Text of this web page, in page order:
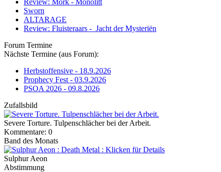
Review: Mork - Monolitt
Sworn
ALTARAGE
Review: Fluisteraars - Jacht der Mysteriën
Forum Termine
Nächste Termine (aus Forum):
Herbstoffensive - 18.9.2026
Prophecy Fest - 03.9.2026
PSOA 2026 - 09.8.2026
Zufallsbild
Severe Torture. Tulpenschlächer bei der Arbeit.
Kommentare: 0
Band des Monats
Sulphur Aeon
Abstimmung